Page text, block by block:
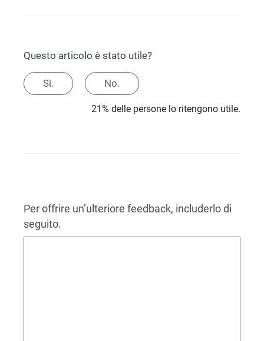
Questo articolo è stato utile?
Sì. No.
21% delle persone lo ritengono utile.
Per offrire un’ulteriore feedback, includerlo di
seguito.